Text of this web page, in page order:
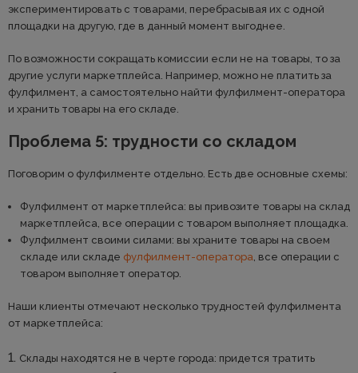
экспериментировать с товарами, перебрасывая их с одной
площадки на другую, где в данный момент выгоднее.
По возможности сокращать комиссии если не на товары, то за
другие услуги маркетплейса. Например, можно не платить за
фулфилмент, а самостоятельно найти фулфилмент-оператора
и хранить товары на его складе.
Проблема 5: трудности со складом
Поговорим о фулфилменте отдельно. Есть две основные схемы:
Фулфилмент от маркетплейса: вы привозите товары на склад
маркетплейса, все операции с товаром выполняет площадка.
Фулфилмент своими силами: вы храните товары на своем
складе или складе фулфилмент-оператора, все операции с
товаром выполняет оператор.
Наши клиенты отмечают несколько трудностей фулфилмента
от маркетплейса:
Склады находятся не в черте города: придется тратить